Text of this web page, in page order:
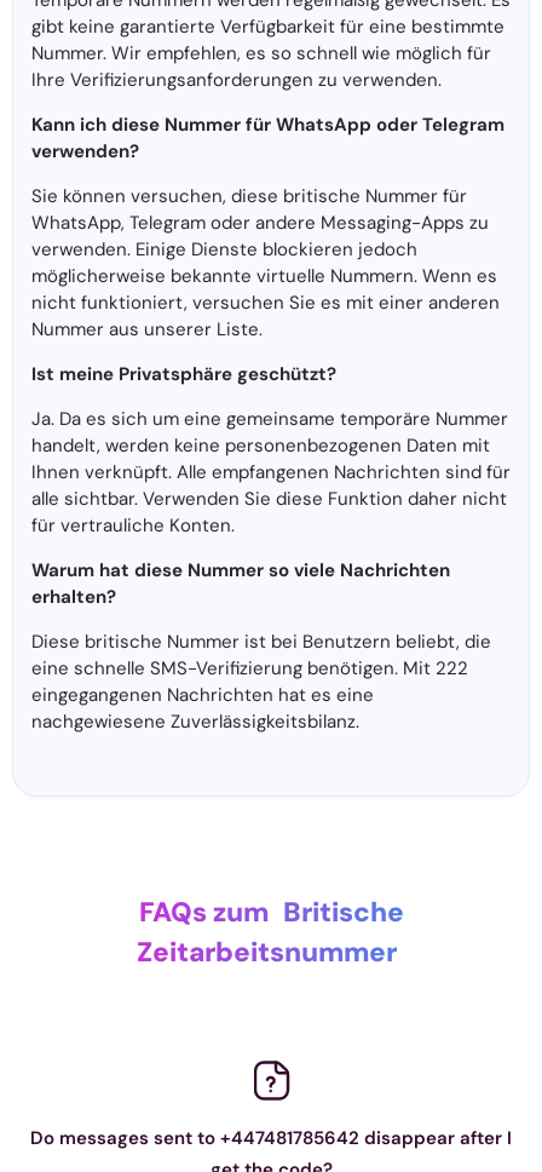
gibt keine garantierte Verfügbarkeit für eine bestimmte
Nummer. Wir empfehlen, es so schnell wie möglich für
Ihre Verifizierungsanforderungen zu verwenden.
Kann ich diese Nummer für WhatsApp oder Telegram
verwenden?
Sie können versuchen, diese britische Nummer für
WhatsApp, Telegram oder andere Messaging-Apps zu
verwenden. Einige Dienste blockieren jedoch
möglicherweise bekannte virtuelle Nummern. Wenn es
nicht funktioniert, versuchen Sie es mit einer anderen
Nummer aus unserer Liste.
Ist meine Privatsphäre geschützt?
Ja. Da es sich um eine gemeinsame temporäre Nummer
handelt, werden keine personenbezogenen Daten mit
Ihnen verknüpft. Alle empfangenen Nachrichten sind für
alle sichtbar. Verwenden Sie diese Funktion daher nicht
für vertrauliche Konten.
Warum hat diese Nummer so viele Nachrichten
erhalten?
Diese britische Nummer ist bei Benutzern beliebt, die
eine schnelle SMS-Verifizierung benötigen. Mit 222
eingegangenen Nachrichten hat es eine
nachgewiesene Zuverlässigkeitsbilanz.
FAQs zum Britische
Zeitarbeitsnummer
Do messages sent to +447481785642 disappear after I